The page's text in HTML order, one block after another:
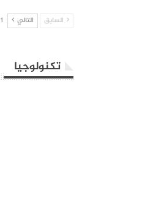
السابق التالي 1 من 136
تكنولوجيا